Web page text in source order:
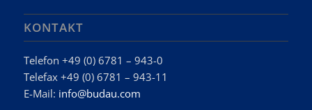
KONTAKT
Telefon +49 (0) 6781 – 943-0
Telefax +49 (0) 6781 – 943-11
E-Mail: info@budau.com